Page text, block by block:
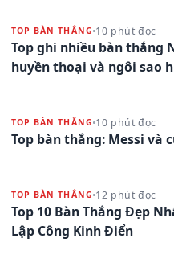
TOP BÀN THẮNG 10 phút đọc
Top ghi nhiều bàn thắng
huyền thoại và ngôi sao
TOP BÀN THẮNG 10 phút đọc
Top bàn thắng: Messi và
TOP BÀN THẮNG 12 phút đọc
Top 10 Bàn Thắng Đẹp
Lập Công Kinh Điển